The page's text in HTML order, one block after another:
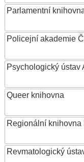
Parlamentní
Policejní akademie
Psychologický ústav
Queer knihovna
Regionální knihovna
Revmatologický